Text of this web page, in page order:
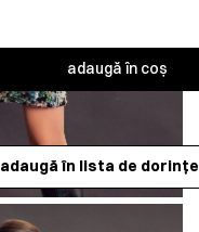
adaugă în coș
adaugă în lista de dorințe